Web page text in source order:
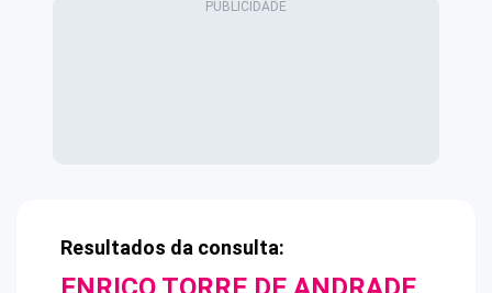
Resultados da consulta: